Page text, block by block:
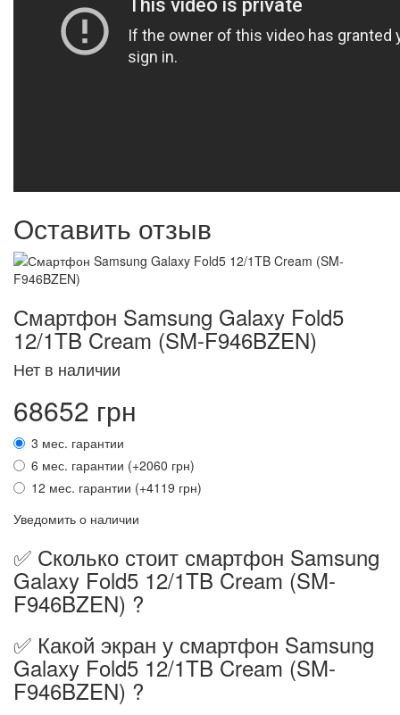
Оставить отзыв
Смартфон Samsung Galaxy Fold5
12/1TB Cream (SM-F946BZEN)
Нет в наличии
68652 грн
3 мес. гарантии
6 мес. гарантии (+2060 грн)
12 мес. гарантии (+4119 грн)
Уведомить о наличии
✅ Сколько стоит смартфон Samsung
Galaxy Fold5 12/1TB Cream (SM-
F946BZEN) ?
✅ Какой экран у смартфон Samsung
Galaxy Fold5 12/1TB Cream (SM-
F946BZEN) ?